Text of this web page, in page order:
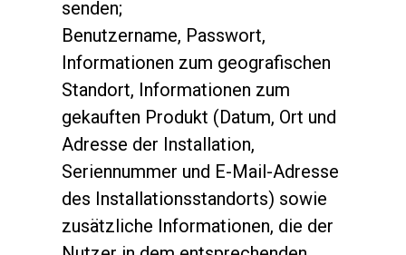
senden;
Benutzername, Passwort,
Informationen zum geografischen
Standort, Informationen zum
gekauften Produkt (Datum, Ort und
Adresse der Installation,
Seriennummer und E-Mail-Adresse
des Installationsstandorts) sowie
zusätzliche Informationen, die der